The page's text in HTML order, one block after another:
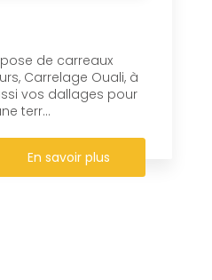
de carreaux
Carrelage Ouali, à
vos dallages pour
terr...
En savoir plus